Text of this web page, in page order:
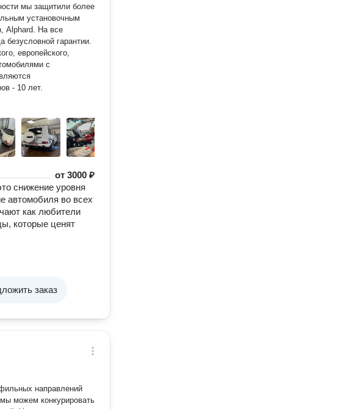
На все
безусловной гарантии.
европейского,
с
- 10 лет.
от3000 ₽
снижение уровня
автомобиля во всех
как любители
которые ценят
заказ
направлений
можем конкурировать